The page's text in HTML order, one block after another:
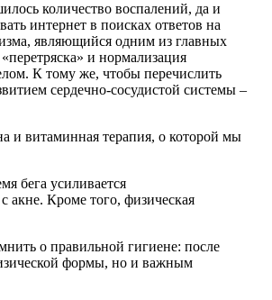
количество воспалений, да и
интернет в поисках ответов на
являющийся одним из главных
и нормализация
К тому же, чтобы перечислить
сердечно-сосудистой системы –
и витаминная терапия, о которой мы
бега усиливается
акне. Кроме того, физическая
о правильной гигиене: после
формы, но и важным